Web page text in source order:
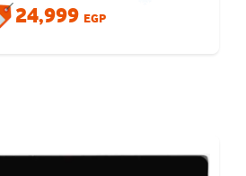
كتالوج العميل
24,999 EGP